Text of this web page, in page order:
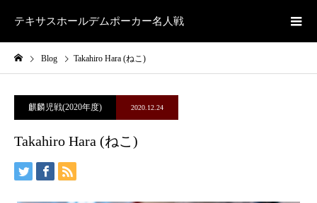
テキサスホールデムポーカー名人戦
Blog Takahiro Hara (ねこ)
麒麟児戦(2020年度) 2020.12.24
Takahiro Hara (ねこ)